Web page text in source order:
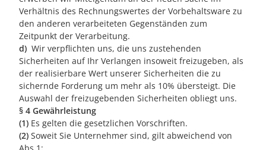
Verhältnis des Rechnungswertes der Vorbehaltsware zu
den anderen verarbeiteten Gegenständen zum
Zeitpunkt der Verarbeitung.
d) Wir verpflichten uns, die uns zustehenden
Sicherheiten auf Ihr Verlangen insoweit freizugeben, als
der realisierbare Wert unserer Sicherheiten die zu
sichernde Forderung um mehr als 10% übersteigt. Die
Auswahl der freizugebenden Sicherheiten obliegt uns.
§ 4 Gewährleistung
(1) Es gelten die gesetzlichen Vorschriften.
(2) Soweit Sie Unternehmer sind, gilt abweichend von